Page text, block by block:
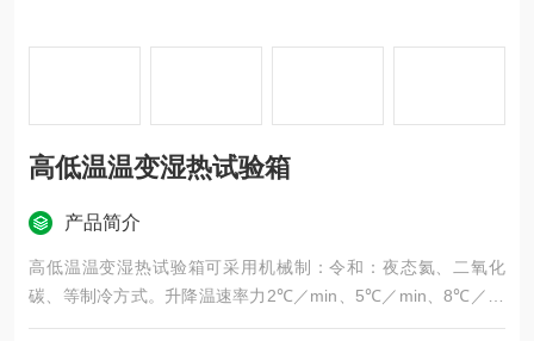
高低温温变湿热试验箱
产品简介
高低温温变湿热试验箱可采用机械制：令和：夜态氦、二氧化
碳、等制冷方式。升降温速率力2℃／min、5℃／min、8℃／mi
n、10℃／min、15℃／min、20℃／min等。(可根据要求设计)